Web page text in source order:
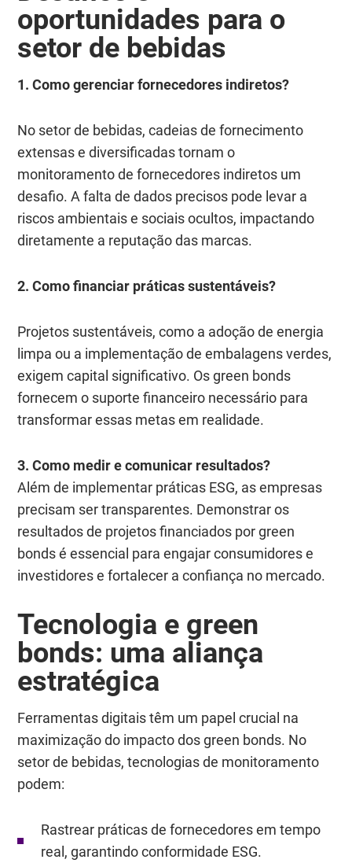
oportunidades para o
setor de bebidas
1. Como gerenciar fornecedores indiretos?
No setor de bebidas, cadeias de fornecimento
extensas e diversificadas tornam o
monitoramento de fornecedores indiretos um
desafio. A falta de dados precisos pode levar a
riscos ambientais e sociais ocultos, impactando
diretamente a reputação das marcas.
2. Como financiar práticas sustentáveis?
Projetos sustentáveis, como a adoção de energia
limpa ou a implementação de embalagens verdes,
exigem capital significativo. Os green bonds
fornecem o suporte financeiro necessário para
transformar essas metas em realidade.
3. Como medir e comunicar resultados?
Além de implementar práticas ESG, as empresas
precisam ser transparentes. Demonstrar os
resultados de projetos financiados por green
bonds é essencial para engajar consumidores e
investidores e fortalecer a confiança no mercado.
Tecnologia e green
bonds: uma aliança
estratégica
Ferramentas digitais têm um papel crucial na
maximização do impacto dos green bonds. No
setor de bebidas, tecnologias de monitoramento
podem:
Rastrear práticas de fornecedores em tempo
real, garantindo conformidade ESG.